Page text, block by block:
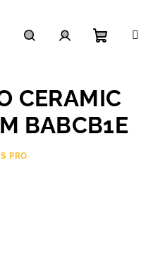
košík
CERAMIC
BABCB1E
PRO